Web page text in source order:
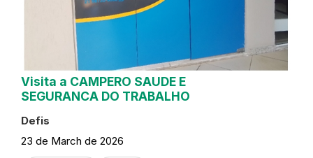
Visita a CAMPERO SAUDE E
SEGURANCA DO TRABALHO
Defis
23 de March de 2026